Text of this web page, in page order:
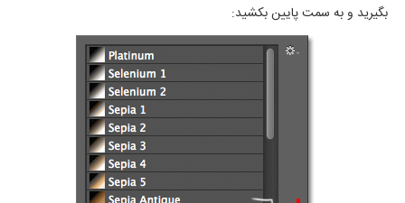
بگیرید و به سمت پایین بکشید: